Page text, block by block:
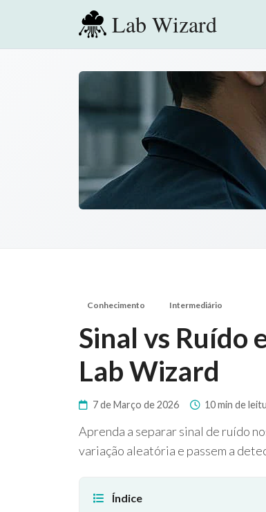
Lab Wizard
Conhecimento Intermediário
Sinal vs Ruído
Lab Wizard
7 de Março de 2026 10 min de
Aprenda a separar sinal de ruído
variação aleatória e passem a
Índice